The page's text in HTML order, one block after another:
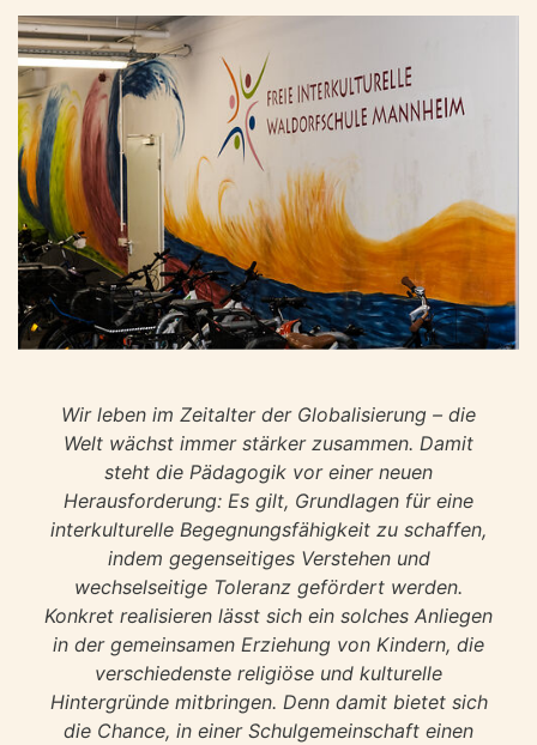
Wir leben im Zeitalter der Globalisierung – die
Welt wächst immer stärker zusammen. Damit
steht die Pädagogik vor einer neuen
Herausforderung: Es gilt, Grundlagen für eine
interkulturelle Begegnungsfähigkeit zu schaffen,
indem gegenseitiges Verstehen und
wechselseitige Toleranz gefördert werden.
Konkret realisieren lässt sich ein solches Anliegen
in der gemeinsamen Erziehung von Kindern, die
verschiedenste religiöse und kulturelle
Hintergründe mitbringen. Denn damit bietet sich
die Chance, in einer Schulgemeinschaft einen